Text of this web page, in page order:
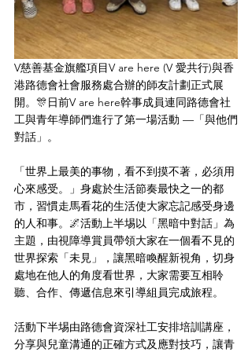
V慈善基金旗艦項目V are here (V 愛共行)與香
港路德會社會服務處合辦的師友計劃正式展
開。🎊日前V are here幹事成員連同路德會社
工與青年導師們進行了第一場活動 —「與他們
對話」。
「世界上最美的事物，看不到摸不著，必須用
心來感受。」身處於生活節奏最快之一的都
市，習慣走馬看花的生活使大家忘記感受身邊
的人和事。🌌活動上半埸以「黑暗中對話」為
主題，由視障導賞員帶領大家在一個看不見的
世界探索「未見」，讓黑暗喚醒新視角，切身
處地在他人的角度看世界，大家需要互相聆
聽、合作、傳遞信息來引導組員完成旅程。
活動下半埸由路德會資深社工安排培訓講座，
分享與兒童溝通的正確方式及應對技巧，讓青